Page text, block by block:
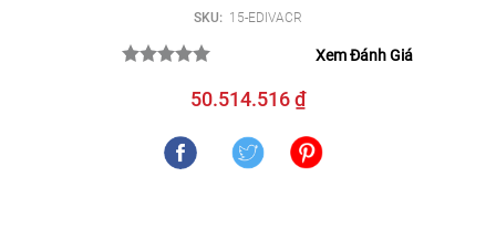
SKU: 15-EDIVACR
Xem Đánh Giá
50.514.516 ₫